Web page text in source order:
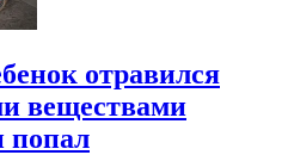
отравился
веществами
попал